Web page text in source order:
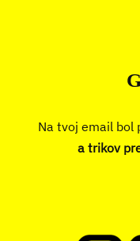
Na tvoj email bol
a trikov